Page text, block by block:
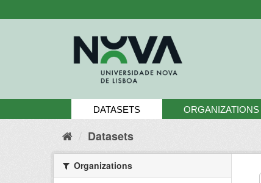
to
DATASETS ORGANIZATIONS
Datasets
Organizations